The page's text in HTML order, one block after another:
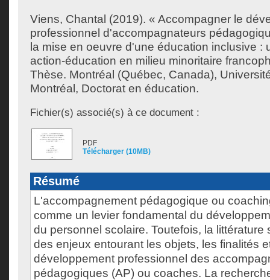
Viens, Chantal (2019). « Accompagner le
professionnel d'accompagnateurs
la mise en oeuvre d'une éducation inclusive :
action-éducation en milieu minoritaire
Thèse. Montréal (Québec, Canada),
Montréal, Doctorat en éducation.
Fichier(s) associé(s) à ce document :
PDF
Télécharger (10MB)
Résumé
L'accompagnement pédagogique ou
comme un levier fondamental du
du personnel scolaire. Toutefois, la littérature
des enjeux entourant les objets, les finalités
développement professionnel des
pédagogiques (AP) ou coaches. La